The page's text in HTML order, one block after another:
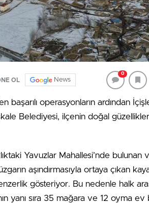
OL News
0
operasyonların ardından
Belediyesi, ilçenin doğal
Yavuzlar Mahallesi’nde bulunan
aşındırmasıyla ortaya çıkan
gösteriyor. Bu nedenle halk
yanı sıra 35 mağara ve 12 oyma ev